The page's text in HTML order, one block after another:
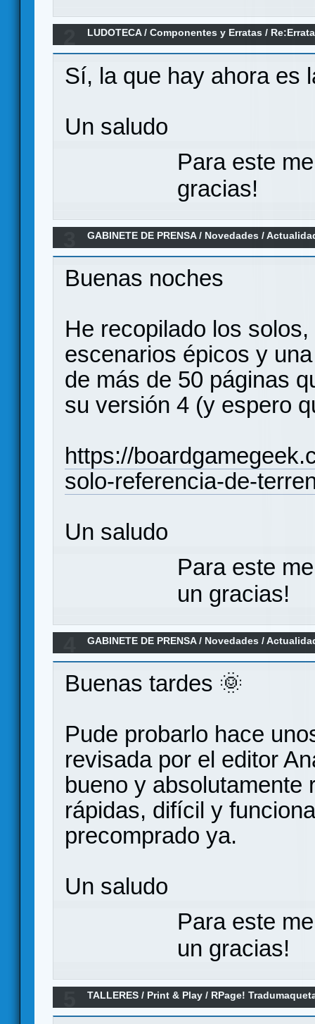
LUDOTECA/Componentes y Erratas /
que faltan
Sí, la que hay ahora es
Un saludo
Para este
gracias!
GABINETE DE PRENSA/ Novedades /
Buenas noches
He recopilado los
escenarios épicos y
de más de 50 páginas
su versión 4 (y espero
https://
solo-referencia-de-
Un saludo
Para este
un gracias!
GABINETE DE PRENSA/ Novedades /
Buenas tardes 🌞
Pude probarlo hace
revisada por el editor
bueno y absolutamente
rápidas, difícil y
precomprado ya.
Un saludo
Para este
un gracias!
TALLERES / Print & Play / RPage!